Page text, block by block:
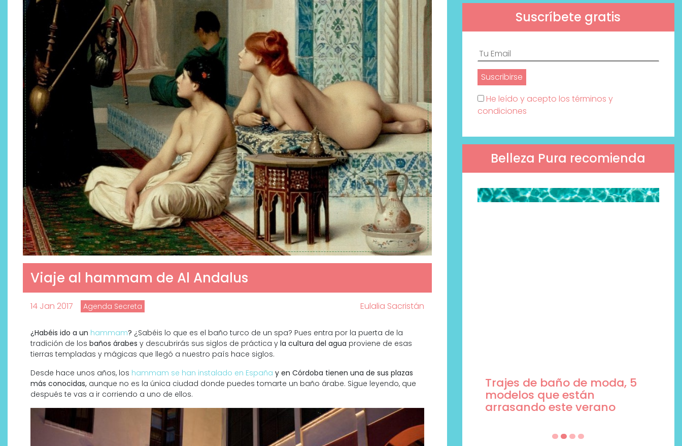
Viaje al hammam de Al Andalus
14 Jan 2017 Agenda Secreta Eulalia Sacristán
¿Habéis ido a un hammam? ¿Sabéis lo que es el baño turco de un spa? Pues entra por la puerta de la
tradición de los baños árabes y descubrirás sus siglos de práctica y la cultura del agua proviene de esas
tierras templadas y mágicas que llegó a nuestro país hace siglos.
Desde hace unos años, los hammam se han instalado en España y en Córdoba tienen una de sus plazas
más conocidas, aunque no es la única ciudad donde puedes tomarte un baño árabe. Sigue leyendo, que
después te vas a ir corriendo a uno de ellos.
Suscríbete gratis
He leído y acepto los términos y
condiciones
Belleza Pura recomienda
Descubre cómo la cosmética
profesional va desde las
cabinas a tu rutina diaria
Por qué los bálsamos de CBD
uno de los productos de
bienestar más buscados
Trajes de baño de moda, 5
modelos que están
arrasando este verano